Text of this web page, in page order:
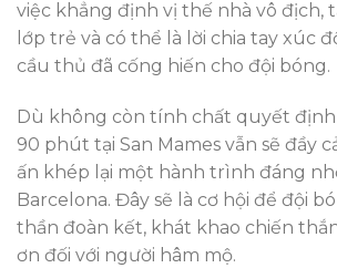
việc khẳng định vị thế nhà vô địch,
lớp trẻ và có thể là lời chia tay xúc
cầu thủ đã cống hiến cho đội bóng.
Dù không còn tính chất quyết định
90 phút tại San Mames vẫn sẽ đầy
ấn khép lại một hành trình đáng
Barcelona. Đây sẽ là cơ hội để đội
thần đoàn kết, khát khao chiến
ơn đối với người hâm mộ.